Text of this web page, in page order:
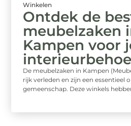
Winkelen
Ontdek de
meubelzaken
Kampen voor
De meubelzaken in Kampen
rijk verleden en zijn een essentieel
gemeenschap. Deze winkels